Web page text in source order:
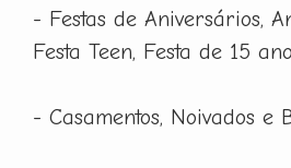
- Festas de Aniversários,
Festa Teen, Festa de 15
- Casamentos, Noivados e